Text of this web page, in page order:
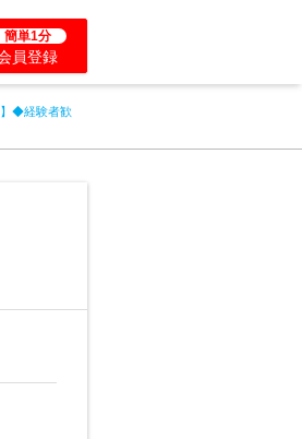
簡単1分
員登録
◆経験者歓